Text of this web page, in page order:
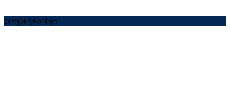
ফেসবুকে যুক্ত থাকুন